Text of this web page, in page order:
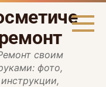
своим
фото,
инструкции,